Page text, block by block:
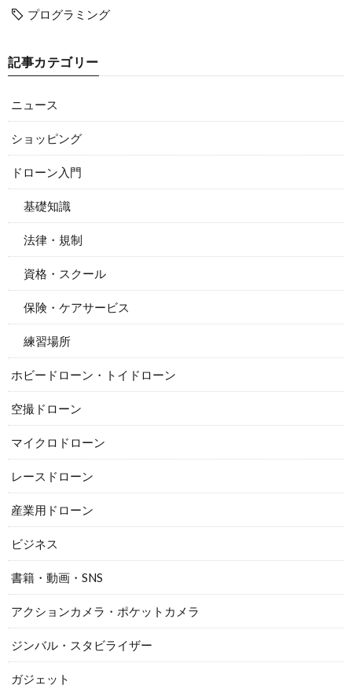
プログラミング
記事カテゴリー
ニュース
ショッピング
ドローン入門
基礎知識
法律・規制
資格・スクール
保険・ケアサービス
練習場所
ホビードローン・トイドローン
空撮ドローン
マイクロドローン
レースドローン
産業用ドローン
ビジネス
書籍・動画・SNS
アクションカメラ・ポケットカメラ
ジンバル・スタビライザー
ガジェット